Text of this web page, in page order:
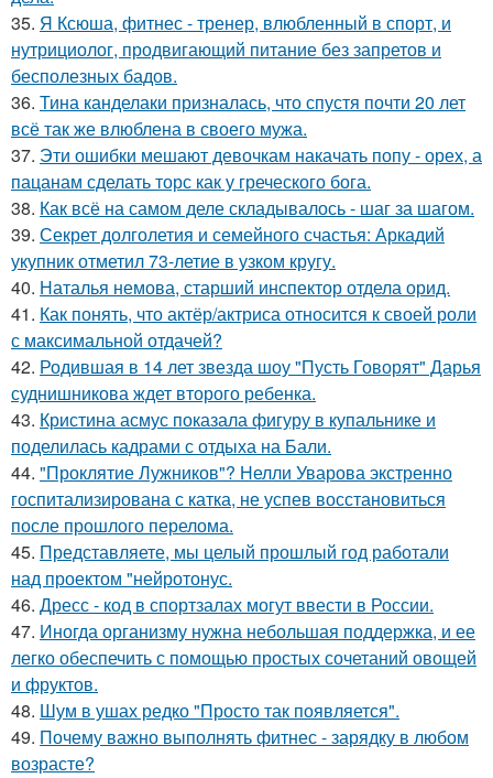
35. Я Ксюша, фитнес - тренер, влюбленный в спорт, и
нутрициолог, продвигающий питание без запретов и
бесполезных бадов.
36. Тина канделаки призналась, что спустя почти 20 лет
всё так же влюблена в своего мужа.
37. Эти ошибки мешают девочкам накачать попу - орех, а
пацанам сделать торс как у греческого бога.
38. Как всё на самом деле складывалось - шаг за шагом.
39. Секрет долголетия и семейного счастья: Аркадий
укупник отметил 73-летие в узком кругу.
40. Наталья немова, старший инспектор отдела орид.
41. Как понять, что актёр/актриса относится к своей роли
с максимальной отдачей?
42. Родившая в 14 лет звезда шоу "Пусть Говорят" Дарья
суднишникова ждет второго ребенка.
43. Кристина асмус показала фигуру в купальнике и
поделилась кадрами с отдыха на Бали.
44. "Проклятие Лужников"? Нелли Уварова экстренно
госпитализирована с катка, не успев восстановиться
после прошлого перелома.
45. Представляете, мы целый прошлый год работали
над проектом "нейротонус.
46. Дресс - код в спортзалах могут ввести в России.
47. Иногда организму нужна небольшая поддержка, и ее
легко обеспечить с помощью простых сочетаний овощей
и фруктов.
48. Шум в ушах редко "Просто так появляется".
49. Почему важно выполнять фитнес - зарядку в любом
возрасте?